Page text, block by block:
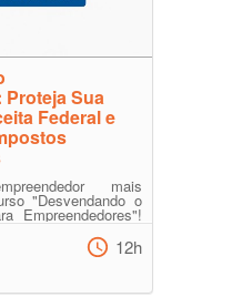
Sua
Federal e
mais
"Desvendando o
Empreendedores"!
univer...
12h